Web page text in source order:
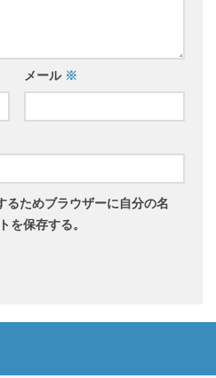
メール ※
るためブラウザーに自分の名
を保存する。